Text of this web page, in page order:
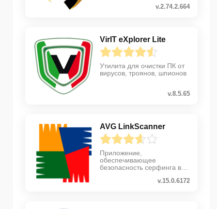
v.2.74.2.664
VirIT eXplorer Lite
Утилита для очистки ПК от
вирусов, троянов, шпионов
v.8.5.65
AVG LinkScanner
Приложение,
обеспечивающее
безопаcность серфинга в
v.15.0.6172